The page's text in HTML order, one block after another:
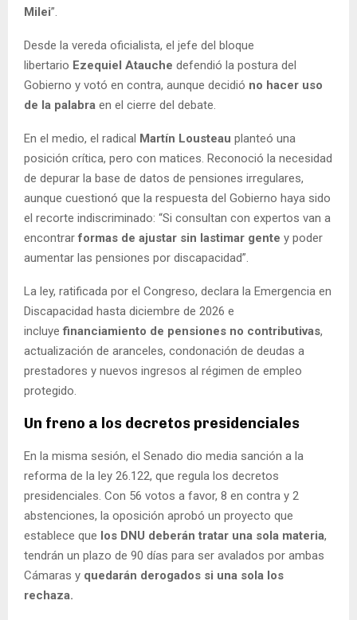
Milei”.
Desde la vereda oficialista, el jefe del bloque
libertario Ezequiel Atauche defendió la postura del
Gobierno y votó en contra, aunque decidió no hacer uso
de la palabra en el cierre del debate.
En el medio, el radical Martín Lousteau planteó una
posición crítica, pero con matices. Reconoció la necesidad
de depurar la base de datos de pensiones irregulares,
aunque cuestionó que la respuesta del Gobierno haya sido
el recorte indiscriminado: “Si consultan con expertos van a
encontrarformas de ajustar sin lastimar gente y poder
aumentar las pensiones por discapacidad”.
La ley, ratificada por el Congreso, declara la Emergencia en
Discapacidad hasta diciembre de 2026 e
incluyefinanciamiento de pensiones no contributivas,
actualización de aranceles, condonación de deudas a
prestadores y nuevos ingresos al régimen de empleo
protegido.
Un freno a los decretos presidenciales
En la misma sesión, el Senado dio media sanción a la
reforma de la ley 26.122, que regula los decretos
presidenciales. Con 56 votos a favor, 8 en contra y 2
abstenciones, la oposición aprobó un proyecto que
establece que los DNU deberán tratar una sola materia,
tendrán un plazo de 90 días para ser avalados por ambas
Cámaras y quedarán derogados si una sola los
rechaza.